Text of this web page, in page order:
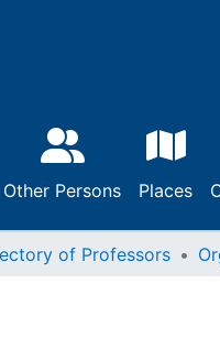
Other Persons Places
of Professors